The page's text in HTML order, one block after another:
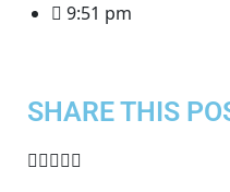
9:51 pm
SHARE THIS